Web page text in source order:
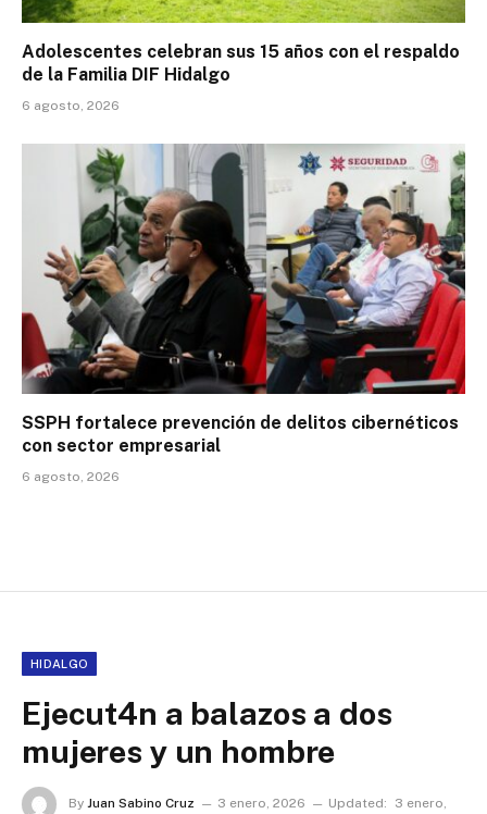
Adolescentes celebran sus 15 años con el respaldo
de la Familia DIF Hidalgo
6 agosto, 2026
SSPH fortalece prevención de delitos cibernéticos
con sector empresarial
6 agosto, 2026
HIDALGO
Ejecut4n a balazos a dos
mujeres y un hombre
By Juan Sabino Cruz 3 enero, 2026 Updated: 3 enero,